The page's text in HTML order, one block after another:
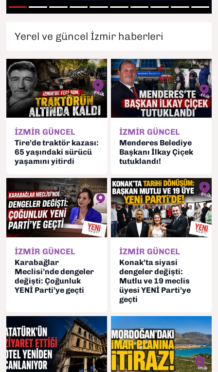
Yerel ve güncel İzmir haberleri
İZMİR GÜNCEL
Tire’de traktör kazası:
65 yaşındaki sürücü
yaşamını yitirdi
İZMİR GÜNCEL
Menderes Belediye
Başkanı İlkay Çiçek
tutuklandı!
İZMİR GÜNCEL
Karabağlar
Meclisi’nde dengeler
değişti: Çoğunluk
YENİ Parti’ye geçti
İZMİR GÜNCEL
Konak’ta siyasi
dengeler değişti:
Mutlu ve 19 meclis
üyesi YENİ Parti’ye
geçti
SPOR
TEKNOLOJİ
YAŞAM
YEREL YÖNETİMLER